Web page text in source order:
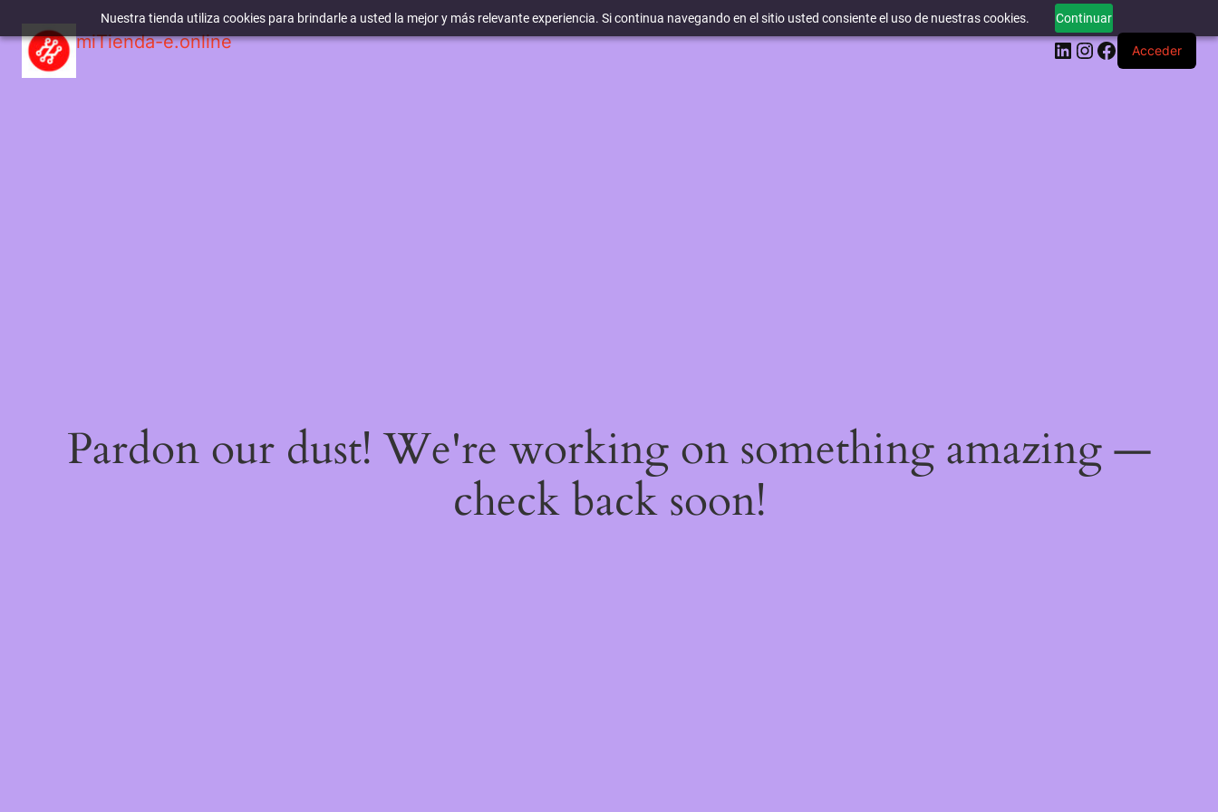
Nuestra tienda utiliza cookies para brindarle a usted la mejor y más relevante experiencia. Si continua navegando en el sitio usted consiente el uso de nuestras cookies. Continuar
miTienda-e.online LinkedIn
Instagram
Facebook
Acceder
Pardon our dust! We're working on something amazing —
check back soon!